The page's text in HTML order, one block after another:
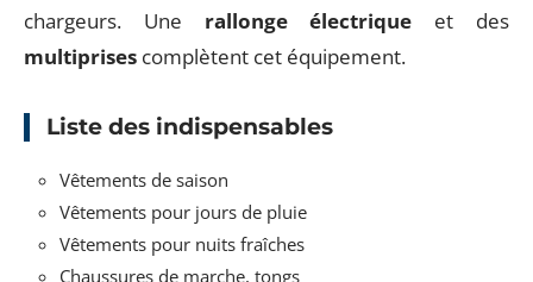
chargeurs. Une rallonge électrique et des
multiprises complètent cet équipement.
Liste des indispensables
Vêtements de saison
Vêtements pour jours de pluie
Vêtements pour nuits fraîches
Chaussures de marche, tongs